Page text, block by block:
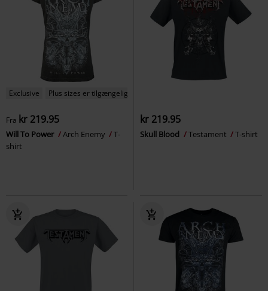
Exclusive Plus sizes er tilgængelige
Fra kr 219.95
Will To Power Arch Enemy
T-
shirt
kr 219.95
Skull Blood Testament T-shirt